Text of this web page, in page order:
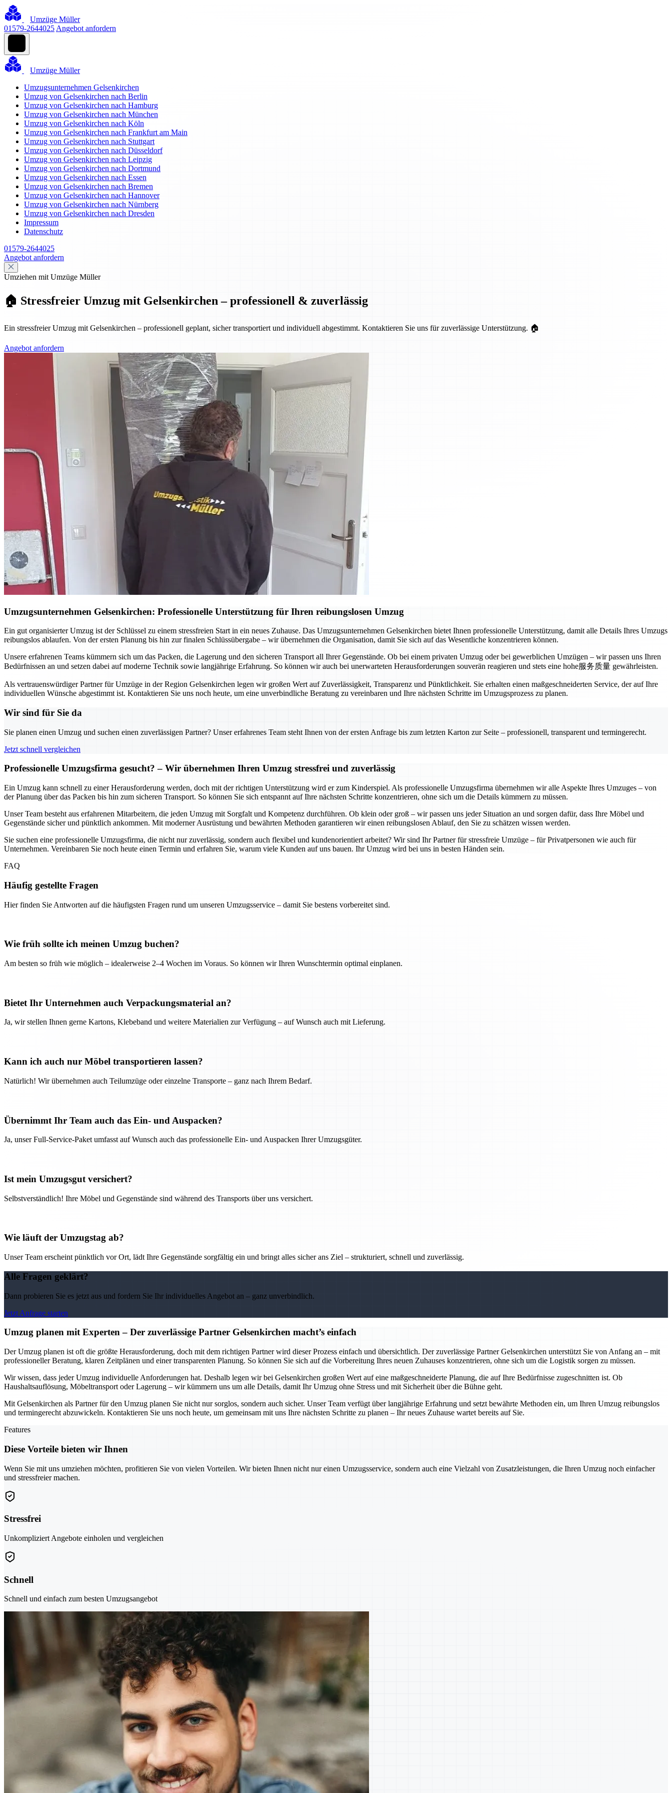
Umzüge Müller
01579-2644025 Angebot anfordern
Umzüge Müller
Umzugsunternehmen Gelsenkirchen
Umzug von Gelsenkirchen nach Berlin
Umzug von Gelsenkirchen nach Hamburg
Umzug von Gelsenkirchen nach München
Umzug von Gelsenkirchen nach Köln
Umzug von Gelsenkirchen nach Frankfurt am Main
Umzug von Gelsenkirchen nach Stuttgart
Umzug von Gelsenkirchen nach Düsseldorf
Umzug von Gelsenkirchen nach Leipzig
Umzug von Gelsenkirchen nach Dortmund
Umzug von Gelsenkirchen nach Essen
Umzug von Gelsenkirchen nach Bremen
Umzug von Gelsenkirchen nach Hannover
Umzug von Gelsenkirchen nach Nürnberg
Umzug von Gelsenkirchen nach Dresden
Impressum
Datenschutz
01579-2644025
Angebot anfordern
Umziehen mit Umzüge Müller
🏠 Stressfreier Umzug mit Gelsenkirchen – professionell & zuverlässig
Ein stressfreier Umzug mit Gelsenkirchen – professionell geplant, sicher transportiert und individuell abgestimmt. Kontaktieren Sie uns für zuverlässige Unterstützung. 🏠
Angebot anfordern
Umzugsunternehmen Gelsenkirchen: Professionelle Unterstützung für Ihren reibungslosen Umzug
Ein gut organisierter Umzug ist der Schlüssel zu einem stressfreien Start in ein neues Zuhause. Das Umzugsunternehmen Gelsenkirchen bietet Ihnen professionelle Unterstützung, damit alle Details Ihres Umzugs
reibungslos ablaufen. Von der ersten Planung bis hin zur finalen Schlüssübergabe – wir übernehmen die Organisation, damit Sie sich auf das Wesentliche konzentrieren können.
Unsere erfahrenen Teams kümmern sich um das Packen, die Lagerung und den sicheren Transport all Ihrer Gegenstände. Ob bei einem privaten Umzug oder bei gewerblichen Umzügen – wir passen uns Ihren
Bedürfnissen an und setzen dabei auf moderne Technik sowie langjährige Erfahrung. So können wir auch bei unerwarteten Herausforderungen souverän reagieren und stets eine hohe服务质量 gewährleisten.
Als vertrauenswürdiger Partner für Umzüge in der Region Gelsenkirchen legen wir großen Wert auf Zuverlässigkeit, Transparenz und Pünktlichkeit. Sie erhalten einen maßgeschneiderten Service, der auf Ihre
individuellen Wünsche abgestimmt ist. Kontaktieren Sie uns noch heute, um eine unverbindliche Beratung zu vereinbaren und Ihre nächsten Schritte im Umzugsprozess zu planen.
Wir sind für Sie da
Sie planen einen Umzug und suchen einen zuverlässigen Partner? Unser erfahrenes Team steht Ihnen von der ersten Anfrage bis zum letzten Karton zur Seite – professionell, transparent und termingerecht.
Jetzt schnell vergleichen
Professionelle Umzugsfirma gesucht? – Wir übernehmen Ihren Umzug stressfrei und zuverlässig
Ein Umzug kann schnell zu einer Herausforderung werden, doch mit der richtigen Unterstützung wird er zum Kinderspiel. Als professionelle Umzugsfirma übernehmen wir alle Aspekte Ihres Umzuges – von
der Planung über das Packen bis hin zum sicheren Transport. So können Sie sich entspannt auf Ihre nächsten Schritte konzentrieren, ohne sich um die Details kümmern zu müssen.
Unser Team besteht aus erfahrenen Mitarbeitern, die jeden Umzug mit Sorgfalt und Kompetenz durchführen. Ob klein oder groß – wir passen uns jeder Situation an und sorgen dafür, dass Ihre Möbel und
Gegenstände sicher und pünktlich ankommen. Mit moderner Ausrüstung und bewährten Methoden garantieren wir einen reibungslosen Ablauf, den Sie zu schätzen wissen werden.
Sie suchen eine professionelle Umzugsfirma, die nicht nur zuverlässig, sondern auch flexibel und kundenorientiert arbeitet? Wir sind Ihr Partner für stressfreie Umzüge – für Privatpersonen wie auch für
Unternehmen. Vereinbaren Sie noch heute einen Termin und erfahren Sie, warum viele Kunden auf uns bauen. Ihr Umzug wird bei uns in besten Händen sein.
FAQ
Häufig gestellte Fragen
Hier finden Sie Antworten auf die häufigsten Fragen rund um unseren Umzugsservice – damit Sie bestens vorbereitet sind.
Wie früh sollte ich meinen Umzug buchen?
Am besten so früh wie möglich – idealerweise 2–4 Wochen im Voraus. So können wir Ihren Wunschtermin optimal einplanen.
Bietet Ihr Unternehmen auch Verpackungsmaterial an?
Ja, wir stellen Ihnen gerne Kartons, Klebeband und weitere Materialien zur Verfügung – auf Wunsch auch mit Lieferung.
Kann ich auch nur Möbel transportieren lassen?
Natürlich! Wir übernehmen auch Teilumzüge oder einzelne Transporte – ganz nach Ihrem Bedarf.
Übernimmt Ihr Team auch das Ein- und Auspacken?
Ja, unser Full-Service-Paket umfasst auf Wunsch auch das professionelle Ein- und Auspacken Ihrer Umzugsgüter.
Ist mein Umzugsgut versichert?
Selbstverständlich! Ihre Möbel und Gegenstände sind während des Transports über uns versichert.
Wie läuft der Umzugstag ab?
Unser Team erscheint pünktlich vor Ort, lädt Ihre Gegenstände sorgfältig ein und bringt alles sicher ans Ziel – strukturiert, schnell und zuverlässig.
Alle Fragen geklärt?
Dann probieren Sie es jetzt aus und fordern Sie Ihr individuelles Angebot an – ganz unverbindlich.
Jetzt Anfrage starten
Umzug planen mit Experten – Der zuverlässige Partner Gelsenkirchen macht’s einfach
Der Umzug planen ist oft die größte Herausforderung, doch mit dem richtigen Partner wird dieser Prozess einfach und übersichtlich. Der zuverlässige Partner Gelsenkirchen unterstützt Sie von Anfang an – mit
professioneller Beratung, klaren Zeitplänen und einer transparenten Planung. So können Sie sich auf die Vorbereitung Ihres neuen Zuhauses konzentrieren, ohne sich um die Logistik sorgen zu müssen.
Wir wissen, dass jeder Umzug individuelle Anforderungen hat. Deshalb legen wir bei Gelsenkirchen großen Wert auf eine maßgeschneiderte Planung, die auf Ihre Bedürfnisse zugeschnitten ist. Ob
Haushaltsauflösung, Möbeltransport oder Lagerung – wir kümmern uns um alle Details, damit Ihr Umzug ohne Stress und mit Sicherheit über die Bühne geht.
Mit Gelsenkirchen als Partner für den Umzug planen Sie nicht nur sorglos, sondern auch sicher. Unser Team verfügt über langjährige Erfahrung und setzt bewährte Methoden ein, um Ihren Umzug reibungslos
und termingerecht abzuwickeln. Kontaktieren Sie uns noch heute, um gemeinsam mit uns Ihre nächsten Schritte zu planen – Ihr neues Zuhause wartet bereits auf Sie.
Features
Diese Vorteile bieten wir Ihnen
Wenn Sie mit uns umziehen möchten, profitieren Sie von vielen Vorteilen. Wir bieten Ihnen nicht nur einen Umzugsservice, sondern auch eine Vielzahl von Zusatzleistungen, die Ihren Umzug noch einfacher
und stressfreier machen.
Stressfrei
Unkompliziert Angebote einholen und vergleichen
Schnell
Schnell und einfach zum besten Umzugsangebot